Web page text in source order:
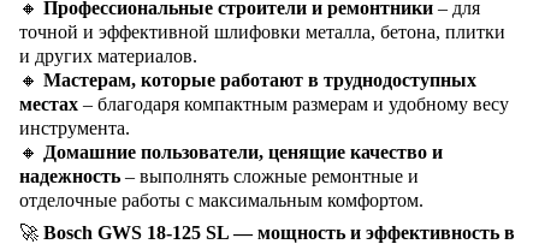
🔸 Профессиональные строители и ремонтники – для
точной и эффективной шлифовки металла, бетона, плитки
и других материалов.
🔸 Мастерам, которые работают в труднодоступных
местах – благодаря компактным размерам и удобному весу
инструмента.
🔸 Домашние пользователи, ценящие качество и
надежность – выполнять сложные ремонтные и
отделочные работы с максимальным комфортом.
🚀 Bosch GWS 18-125 SL — мощность и эффективность в